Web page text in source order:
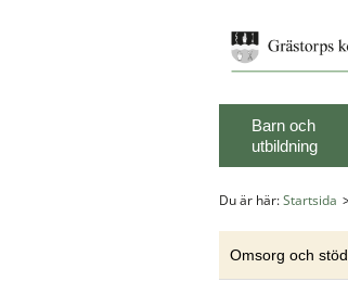
Barn och
utbildning
Du är här:Startsida
Omsorg och stöd